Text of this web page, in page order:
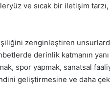
ve sıcak bir iletişim
zenginleştiren
derinlik katmanın
spor yapmak, sanatsal
geliştirmesine ve daha